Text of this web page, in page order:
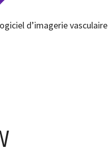
d’imagerie vasculaire